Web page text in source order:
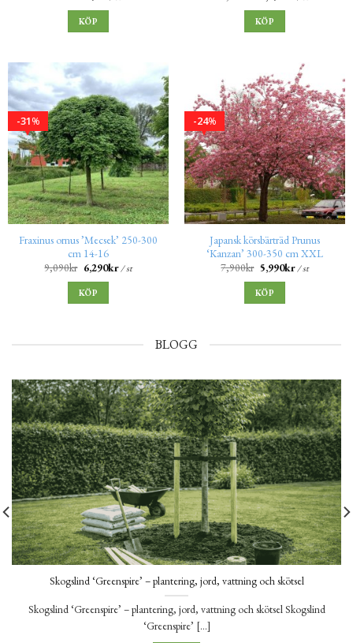
KÖP KÖP
%
31
Fraxinus ornus ’Mecsek’ 250-300
cm 14-16
9,090kr 6,290kr/ st
KÖP
%
24
Japansk körsbärträd Prunus
‘Kanzan’ 300-350 cm XXL
7,900kr 5,990kr/ st
KÖP
BLOGG
Skogslind ‘Greenspire’ – plantering, jord, vattning och skötsel
Skogslind ‘Greenspire’ – plantering, jord, vattning och skötsel Skogslind
‘Greenspire’ [...]